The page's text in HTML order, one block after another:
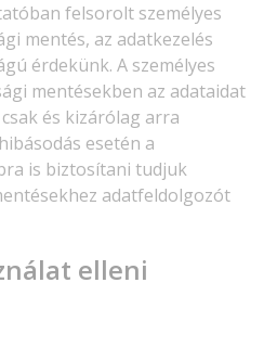
felsorolt személyes
mentés, az adatkezelés
érdekünk. A személyes
mentésekben az adataidat
és kizárólag arra
esetén a
is biztosítani tudjuk
adatfeldolgozót
elleni